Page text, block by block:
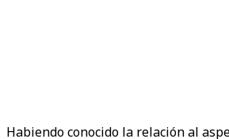
Habiendo conocido la relación al